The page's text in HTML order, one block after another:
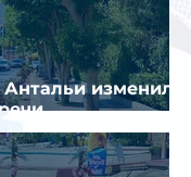
изменили
туристов